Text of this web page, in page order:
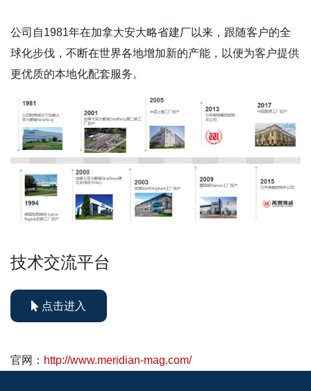
公司自1981年在加拿大安大略省建厂以来，跟随客户的全
球化步伐，不断在世界各地增加新的产能，以便为客户提供
更优质的本地化配套服务。
技术交流平台
点击进入
官网： http://www.meridian-mag.com/